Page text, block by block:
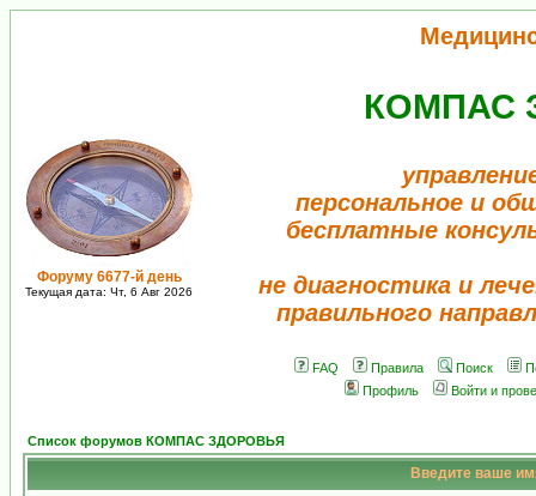
Форуму 6677-й день
Текущая дата: Чт, 6 Авг 2026
КОМПАС
персональное и
бесплатные
не диагностика и
правильного
FAQ Правила Поиск
Профиль
Войти и
Список форумов КОМПАС ЗДОРОВЬЯ
Введите ваше